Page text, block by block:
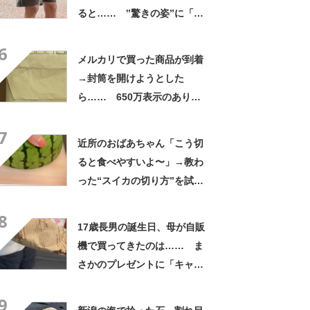
ると…… ‟驚きの姿”に「最
メルカリで買った商品が到着
→封筒を開けようとした
ら…… 650万表示のありえ
近所のおばあちゃん「こう切
ると食べやすいよ〜」→教わ
った“スイカの切り方”を試し
17歳長男の誕生日、母が自販
機で買ってきたのは…… ま
さかのプレゼントに「キャー